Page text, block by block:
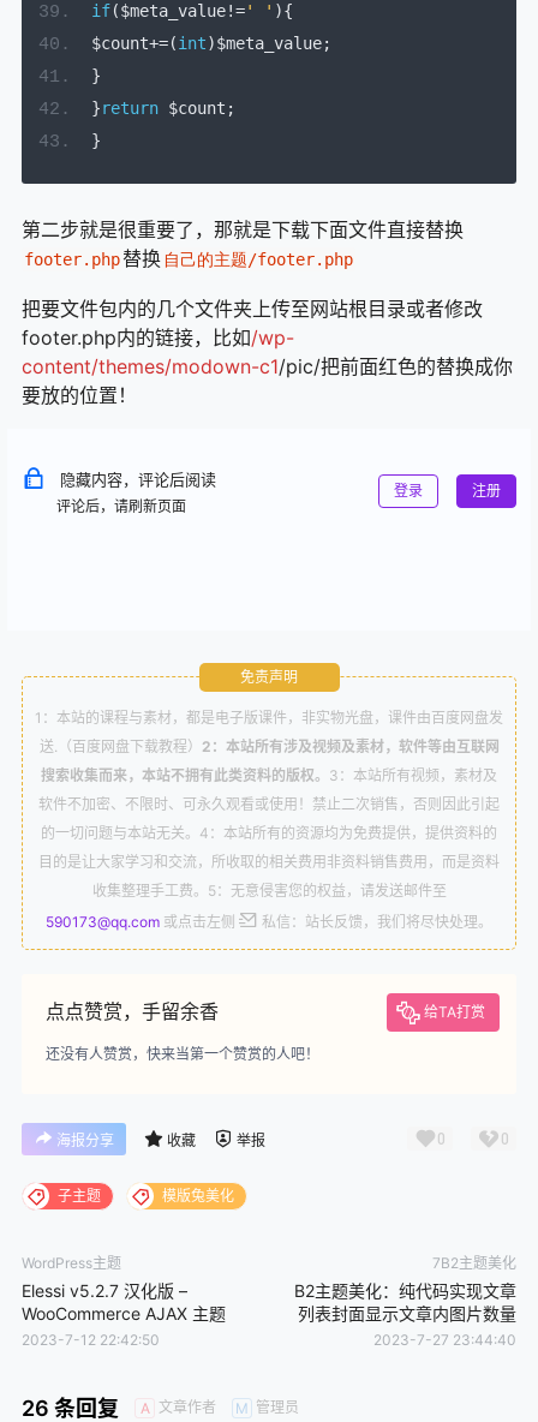
if($meta_value!=' ' ){
$count+=(int)$meta_value;
}
}return $count ;
}
第二步就是很重要了，那就是下载下面文件直接替换
footer.php替换 自己的主题/footer.php
把要文件包内的几个文件夹上传至网站根目录或者修改
footer.php内的链接，比如/wp-
content/themes/modown-c1/pic/把前面红色的替换成你
要放的位置！
隐藏内容，评论后阅读
评论后，请刷新页面
登录 注册
免责声明
1：本站的课程与素材，都是电子版课件，非实物光盘，课件由百度网盘发
送.（百度网盘下载教程） 2：本站所有涉及视频及素材，软件等由互联网
搜索收集而来，本站不拥有此类资料的版权。 3：本站所有视频，素材及
软件不加密、不限时、可永久观看或使用！禁止二次销售，否则因此引起
的一切问题与本站无关。4：本站所有的资源均为免费提供，提供资料的
目的是让大家学习和交流，所收取的相关费用非资料销售费用，而是资料
收集整理手工费。5：无意侵害您的权益，请发送邮件至
590173@qq.com 或点击左侧 私信：站长反馈，我们将尽快处理。
点点赞赏，手留余香 给TA打赏
还没有人赞赏，快来当第一个赞赏的人吧！
海报分享 收藏 举报 0 0
子主题 模版兔美化
WordPress主题
Elessi v5.2.7 汉化版 –
WooCommerce AJAX 主题
2023-7-12 22:42:50
7B2主题美化
B2主题美化：纯代码实现文章
列表封面显示文章内图片数量
2023-7-27 23:44:40
26 条回复 A 文章作者 M 管理员